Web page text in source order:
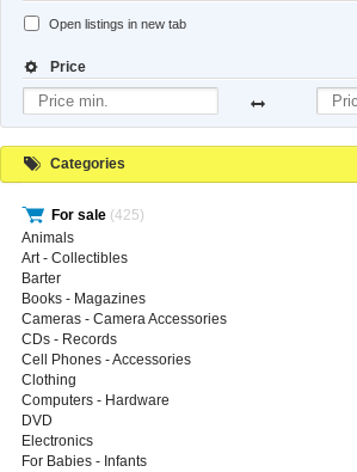
Open listings in new tab
Price
Categories
For sale (425)
Animals
Art - Collectibles
Barter
Books - Magazines
Cameras - Camera Accessories
CDs - Records
Cell Phones - Accessories
Clothing
Computers - Hardware
DVD
Electronics
For Babies - Infants